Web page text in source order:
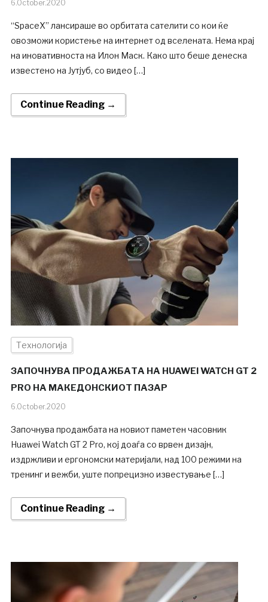
6.October.2020
“SpaceX” лансираше во орбитата сателити со кои ќе
овозможи користење на интернет од вселената. Нема крај
на иновативноста на Илон Маск. Како што беше денеска
известено на Јутјуб, со видео […]
Continue Reading →
Технологија
ЗАПОЧНУВА ПРОДАЖБАТА НА HUAWEI WATCH GT 2
PRO НА МАКЕДОНСКИОТ ПАЗАР
6.October.2020
Започнува продажбата на новиот паметен часовник
Huawei Watch GT 2 Pro, кој доаѓа со врвен дизајн,
издржливи и ергономски материјали, над 100 режими на
тренинг и вежби, уште попрецизно известување […]
Continue Reading →